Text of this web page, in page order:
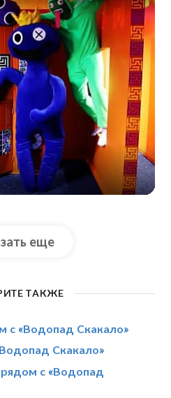
еще
ТАКЖЕ
с «Водопад Скакало»
Скакало»
рядом с «Водопад